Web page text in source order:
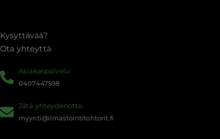
Kysyttävää?
Ota yhteyttä
Asiakaspalvelu
0407447598
Jätä yhteydenotto
myynti@ilmastointitohtorit.fi